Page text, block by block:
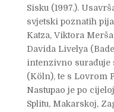
Sisku (1997.).
svjetski poznatih
Katza, Viktora
Davida Livelya
intenzivno surađuje
(Köln), te s Lovrom
Nastupao je po
Splitu, Makarskoj,